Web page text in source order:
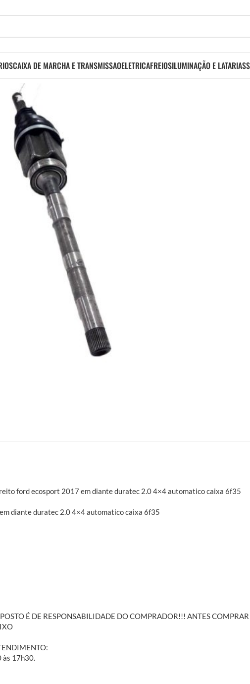
CAIXA DE MARCHA E TRANSMISSAOELETRICAFREIOSILUMINAÇÃO E LATARIAS
ford ecosport 2017 em diante duratec 2.0 4×4 automatico caixa 6f35
diante duratec 2.0 4×4 automatico caixa 6f35
É DE RESPONSABILIDADE DO COMPRADOR!!! ANTES
às 17h30.